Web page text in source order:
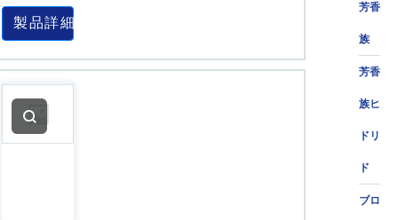
芳香
族
芳香
族ヒ
ドリ
ド
ブロ
製品詳細